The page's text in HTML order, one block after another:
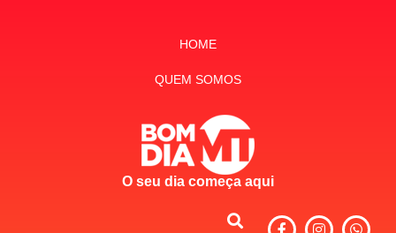
HOME
QUEM SOMOS
O seu dia começa aqui